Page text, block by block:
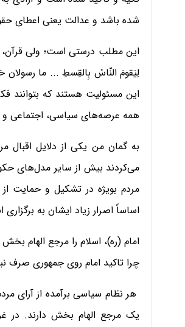
شده باشد و عدالت یعنی اعطای
این مطلب درستی است؛ ولی قرآن،
لِیَقومَ النّاسُ بِالقِسطِ ... ما رسولان
این مسئولیت هستند که بتوانند
همه عرصه‌های سیاسی، اجتماعی و
به گمان من یکی از دلایل اقبال
می‌کردند بیش از سایر مدل‌های
مردم بویژه در تشکیل و حمایت
اساساً اصرار زیاد ایشان به
امام (ره)، اسلام را مرجع الهام
چرا تاکید امام روی جمهوری صرف
هر نظام سیاسی برآمده از آرای
یک مرجع الهام بخش دارند. در